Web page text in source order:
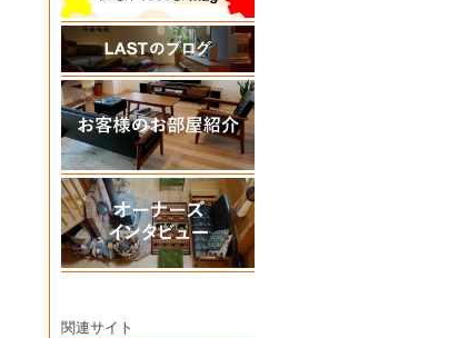
関連サイト